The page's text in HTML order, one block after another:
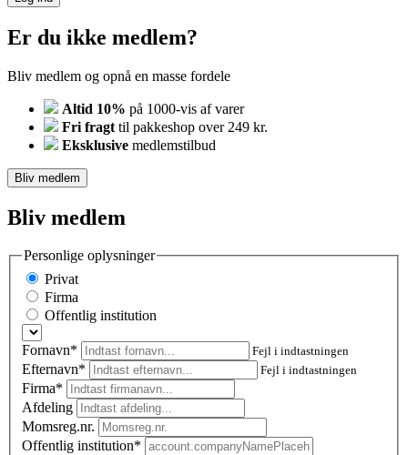
Er du ikke medlem?
Bliv medlem og opnå en masse fordele
Altid 10% på 1000-vis af varer
Fri fragt til pakkeshop over 249 kr.
Eksklusive medlemstilbud
Bliv medlem
Bliv medlem
Personlige oplysninger
Privat
Firma
Offentlig institution
Fornavn* Fejl i indtastningen
Efternavn* Fejl i indtastningen
Firma*
Afdeling
Momsreg.nr.
Offentlig institution*